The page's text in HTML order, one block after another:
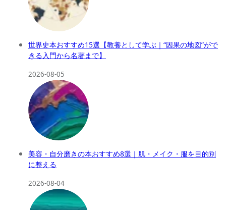
世界史本おすすめ15選【教養として学ぶ｜“因果の地図”がで
きる入門から名著まで】
2026-08-05
美容・自分磨きの本おすすめ8選｜肌・メイク・服を目的別
に整える
2026-08-04